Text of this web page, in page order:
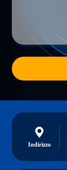
Indirizzo